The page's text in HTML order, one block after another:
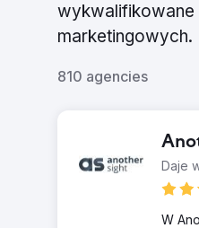
wykwalifikowane
marketingowych.
810 agencies
Daje
W